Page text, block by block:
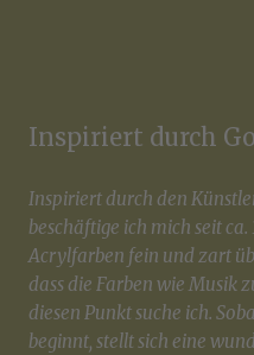
Inspiriert durch
Inspiriert durch den
beschäftige ich mich seit
Acrylfarben fein und zart
dass die Farben wie Musik
diesen Punkt suche ich.
beginnt, stellt sich eine